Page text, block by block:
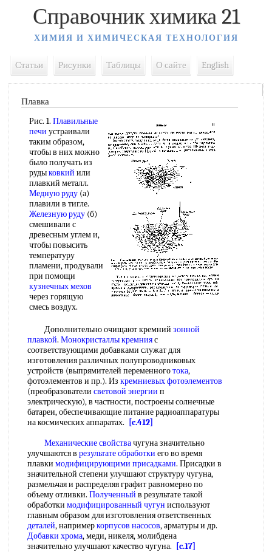
Справочник химика 21
ХИМИЯ И ХИМИЧЕСКАЯ ТЕХНОЛОГИЯ
Статьи Рисунки Таблицы О сайте English
Плавка
Рис. 1. Плавильные
печи устраивали
таким образом,
чтобы в них можно
было получать из
рудыковкий или
плавкий металл.
Медную руду (а)
плавили в тигле.
Железную руду (б)
смешивали с
древесным углем и,
чтобы повысить
температуру
пламени, продували
при помощи
кузнечных мехов
через горящую
смесь воздух.
Дополнительно очищают кремний зонной
плавкой. Монокристаллы кремнияс
соответствующими добавками служат для
изготовления различных полупроводниковых
устройств (выпрямителей переменноготока,
фотоэлементов и пр.). Из кремниевых фотоэлементов
(преобразователи световой энергии п
электрическую), в частности, построены солнечные
батареи, обеспечивающие питание радиоаппаратуры
на космических аппаратах.
[c.412]
Механические свойствачугуна значительно
улучшаются в результате обработки его во время
плавки модифицирующими присадками. Присадки в
значительной степени улучшают структуру чугуна,
размельчая и распределяя графит равномерно по
объему отливки. Полученный в результате такой
обработки модифицированный чугун используют
главным образом для изготовления ответственных
деталей, напримеркорпусов насосов, арматуры и др.
Добавки хрома, меди, никеля, молибдена
значительно улучшают качество чугуна.
[c.17]